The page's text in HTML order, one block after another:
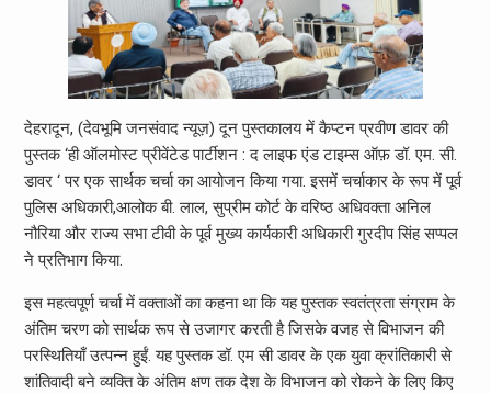
देहरादून, (देवभूमि जनसंवाद न्यूज़) दून पुस्तकालय में कैप्टन प्रवीण डावर की
पुस्तक ‘ही ऑलमोस्ट प्रीवेंटेड पार्टीशन : द लाइफ एंड टाइम्स ऑफ़ डॉ. एम. सी.
डावर ‘ पर एक सार्थक चर्चा का आयोजन किया गया. इसमें चर्चाकार के रूप में पूर्व
पुलिस अधिकारी,आलोक बी. लाल, सुप्रीम कोर्ट के वरिष्ठ अधिवक्ता अनिल
नौरिया और राज्य सभा टीवी के पूर्व मुख्य कार्यकारी अधिकारी गुरदीप सिंह सप्पल
ने प्रतिभाग किया.
इस महत्वपूर्ण चर्चा में वक्ताओं का कहना था कि यह पुस्तक स्वतंत्रता संग्राम के
अंतिम चरण को सार्थक रूप से उजागर करती है जिसके वजह से विभाजन की
परस्थितियाँ उत्पन्न हुईं. यह पुस्तक डॉ. एम सी डावर के एक युवा क्रांतिकारी से
शांतिवादी बने व्यक्ति के अंतिम क्षण तक देश के विभाजन को रोकने के लिए किए